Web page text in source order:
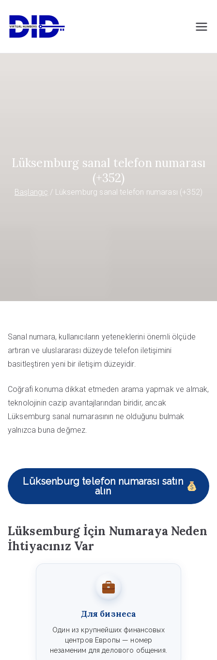
DIDVirtualNumb
Lüksemburg sanal telefon numarası
(+352)
Başlangıç Lüksemburg sanal telefon numarası (+352)
Sanal numara, kullanıcıların yeteneklerini önemli ölçüde
artıran ve uluslararası düzeyde telefon iletişimini
basitleştiren yeni bir iletişim düzeyidir.
Coğrafi konuma dikkat etmeden arama yapmak ve almak,
teknolojinin cazip avantajlarından biridir, ancak
Lüksemburg sanal numarasının ne olduğunu bulmak
yalnızca buna değmez.
Lüksenburg telefon numarası satın
alın
Lüksemburg İçin Numaraya Neden
İhtiyacınız Var
Для бизнеса
Один из крупнейших финансовых
центров Европы — номер
незаменим для делового общения.